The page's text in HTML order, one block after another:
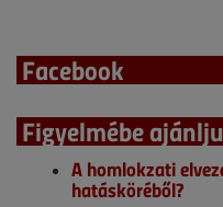
Facebook
Figyelmébe
A homlokzati
hatásköréből?